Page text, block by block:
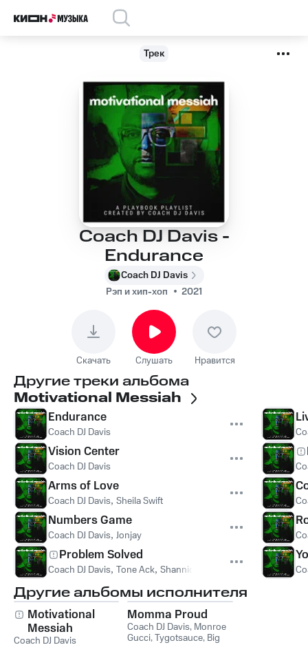
Трек
Coach DJ Davis -
Endurance
Coach DJ Davis
Рэп и хип-хоп
2021
Скачать Слушать Нравится
Другие треки альбома
Motivational Messiah
Endurance
Coach DJ Davis
Vision Center
Coach DJ Davis
Arms of Love
Coach DJ Davis, Sheila Swift
Numbers Game
Coach DJ Davis, Jonjay
Problem Solved
Coach DJ Davis, Tone Ack, Shannica
Другие альбомы исполнителя
Motivational
Messiah
Coach DJ Davis
Momma Proud
Coach DJ Davis, Monroe
Gucci,Tygotsauce, Big